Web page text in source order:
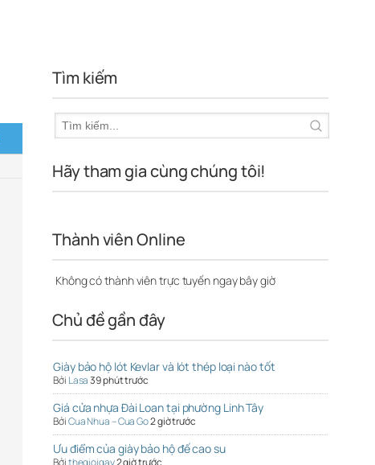
Tìm kiếm
Hãy tham gia cùng chúng tôi!
Thành viên Online
Không có thành viên trực tuyến ngay bây giờ
Chủ đề gần đây
Giày bảo hộ lót Kevlar và lót thép loại nào tốt
Bởi Lasa39 phút trước
Giá cửa nhựa Đài Loan tại phường Linh Tây
BởiCua Nhua – Cua Go2 giờ trước
Ưu điểm của giày bảo hộ đế cao su
Bởithegioigay2 giờ trước